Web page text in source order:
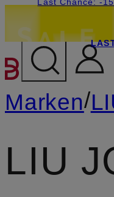
ZUM
Marken/
LIU